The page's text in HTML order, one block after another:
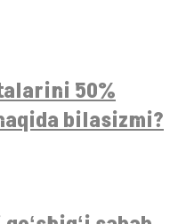
50%
bilasizmi?